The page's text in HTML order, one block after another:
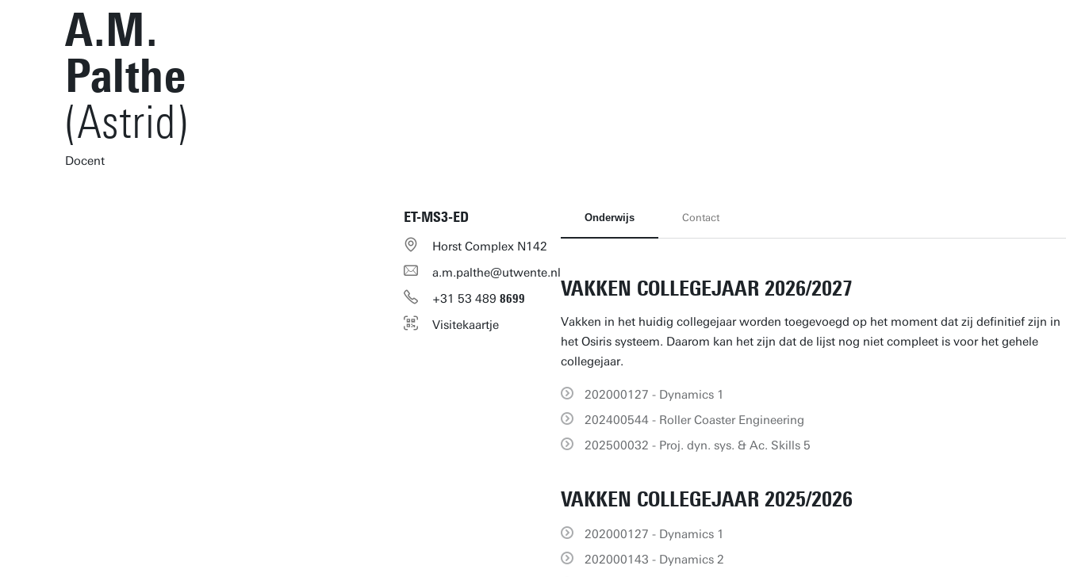
A.M.
Palthe
(Astrid)
Docent
ET-MS3-ED
Horst Complex N142
a.m.palthe@utwente.nl
+31 53 489 8699
Visitekaartje
Onderwijs Contact
VAKKEN COLLEGEJAAR 2026/2027
Vakken in het huidig collegejaar worden toegevoegd op het moment dat zij definitief zijn in
het Osiris systeem. Daarom kan het zijn dat de lijst nog niet compleet is voor het gehele
collegejaar.
202000127 - Dynamics 1
202400544 - Roller Coaster Engineering
202500032 - Proj. dyn. sys. & Ac. Skills 5
VAKKEN COLLEGEJAAR 2025/2026
202000127 - Dynamics 1
202000143 - Dynamics 2